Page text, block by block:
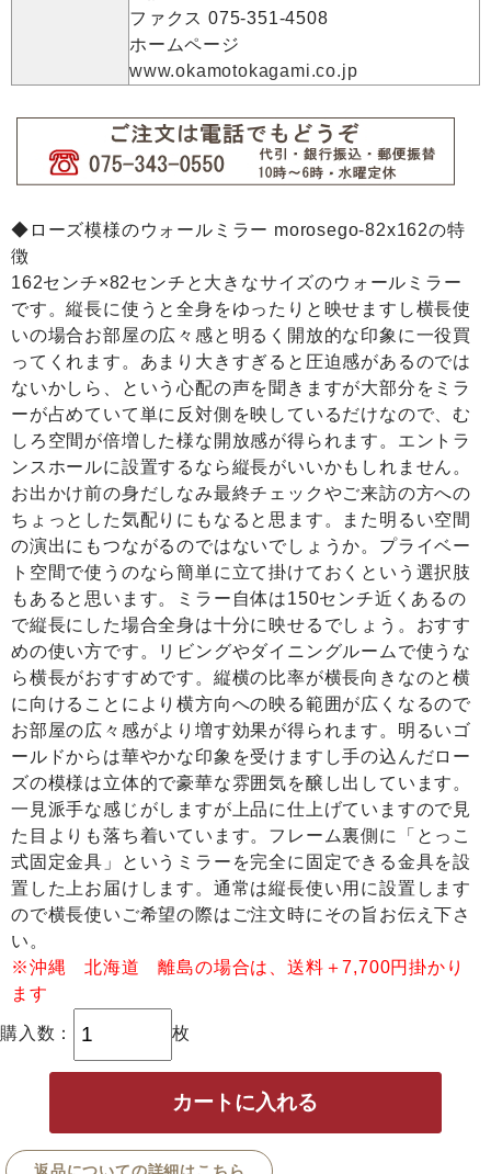
ファクス 075-351-4508
ホームページ
www.okamotokagami.co.jp
◆ローズ模様のウォールミラー morosego-82x162の特
徴
162センチ×82センチと大きなサイズのウォールミラー
です。縦長に使うと全身をゆったりと映せますし横長使
いの場合お部屋の広々感と明るく開放的な印象に一役買
ってくれます。あまり大きすぎると圧迫感があるのでは
ないかしら、という心配の声を聞きますが大部分をミラ
ーが占めていて単に反対側を映しているだけなので、む
しろ空間が倍増した様な開放感が得られます。エントラ
ンスホールに設置するなら縦長がいいかもしれません。
お出かけ前の身だしなみ最終チェックやご来訪の方への
ちょっとした気配りにもなると思ます。また明るい空間
の演出にもつながるのではないでしょうか。プライベー
ト空間で使うのなら簡単に立て掛けておくという選択肢
もあると思います。ミラー自体は150センチ近くあるの
で縦長にした場合全身は十分に映せるでしょう。おすす
めの使い方です。リビングやダイニングルームで使うな
ら横長がおすすめです。縦横の比率が横長向きなのと横
に向けることにより横方向への映る範囲が広くなるので
お部屋の広々感がより増す効果が得られます。明るいゴ
ールドからは華やかな印象を受けますし手の込んだロー
ズの模様は立体的で豪華な雰囲気を醸し出しています。
一見派手な感じがしますが上品に仕上げていますので見
た目よりも落ち着いています。フレーム裏側に「とっこ
式固定金具」というミラーを完全に固定できる金具を設
置した上お届けします。通常は縦長使い用に設置します
ので横長使いご希望の際はご注文時にその旨お伝え下さ
い。
※沖縄 北海道 離島の場合は、送料＋7,700円掛かり
ます
購入数： 枚
返品についての詳細はこちら